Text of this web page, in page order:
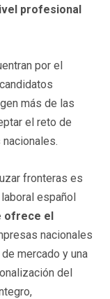
profesional
por el
más de las
el reto de
fronteras es
español
ofrece el
nacionales
mercado y una
del